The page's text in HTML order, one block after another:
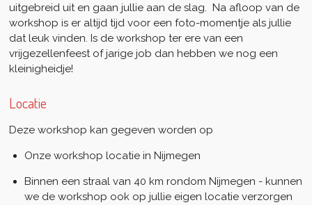
uitgebreid uit en gaan jullie aan de slag. Na afloop van de
workshop is er altijd tijd voor een foto-momentje als jullie
dat leuk vinden. Is de workshop ter ere van een
vrijgezellenfeest of jarige job dan hebben we nog een
kleinigheidje!
Locatie
Deze workshop kan gegeven worden op
Onze workshop locatie in Nijmegen
Binnen een straal van 40 km rondom Nijmegen - kunnen
we de workshop ook op jullie eigen locatie verzorgen